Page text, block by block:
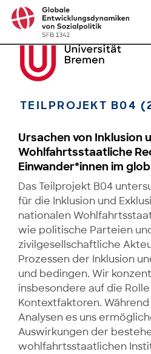
TEILPROJEKT B04
Ursachen von Inklusion
Wohlfahrtsstaatliche
Einwander*innen im
Das Teilprojekt B04
für die Inklusion und
nationalen
wie politische Parteien
zivilgesellschaftliche
Prozessen der Inklusion
und bedingen. Wir
insbesondere auf die
Kontextfaktoren.
Analysen es uns
Auswirkungen der
wohlfahrtsstaatlichen